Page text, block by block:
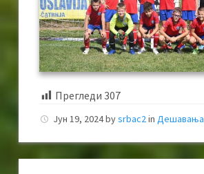
Прегледи 307
Јун 19, 2024bysrbac2in Дешавања